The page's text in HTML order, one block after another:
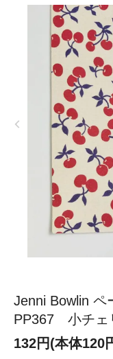
Jenni Bowlin
PP367 小チェ
132円(本体120